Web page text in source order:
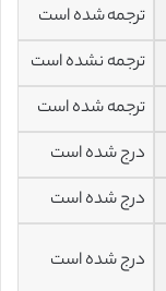
ترجمه شده است
ترجمه نشده است
ترجمه شده است
درج شده است
درج شده است
درج شده است